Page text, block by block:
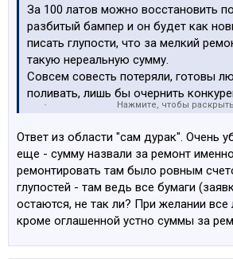
За 100 латов можно восстановить
разбитый бампер и он будет как
писать глупости, что за мелкий
такую нереальную сумму.
Совсем совесть потеряли, готовы
поливать, лишь бы очернить
работы, закройте свой сервис.
Нажмите, чтобы
Ответ из области "сам дурак". Очень
еще - сумму назвали за ремонт
ремонтировать там было ровным
глупостей - там ведь все бумаги
остаются, не так ли? При желании все
кроме оглашенной устно суммы за